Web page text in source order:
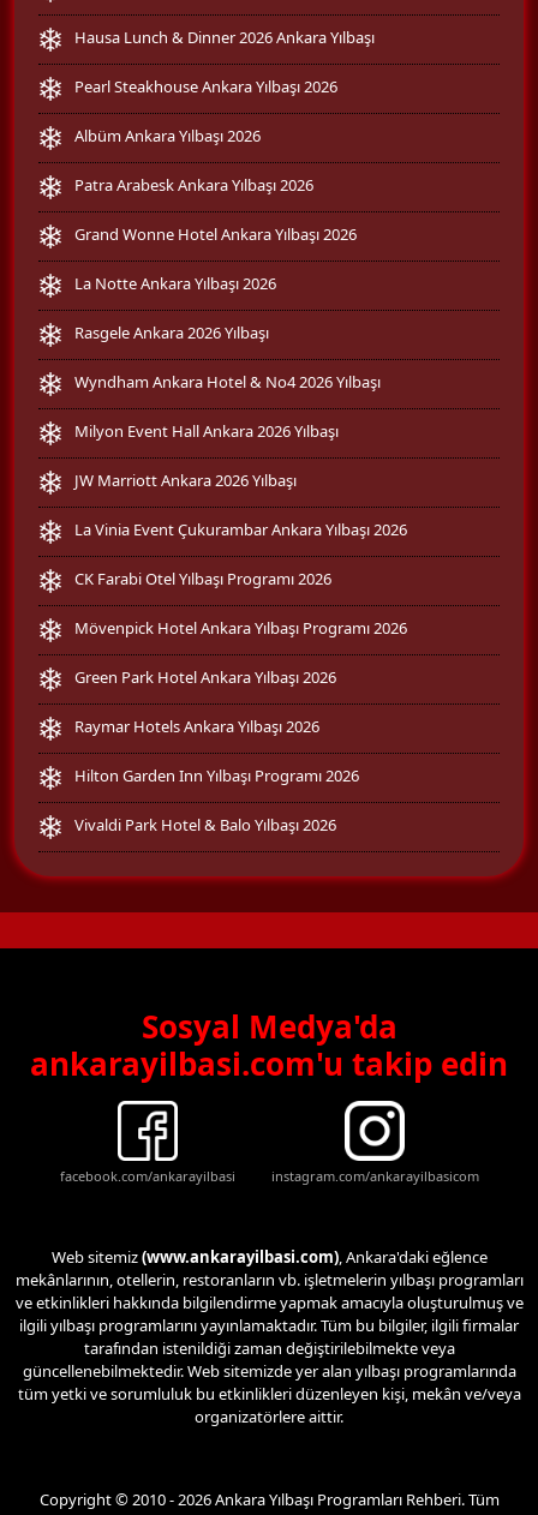
Hausa Lunch & Dinner 2026 Ankara Yılbaşı
Pearl Steakhouse Ankara Yılbaşı 2026
Albüm Ankara Yılbaşı 2026
Patra Arabesk Ankara Yılbaşı 2026
Grand Wonne Hotel Ankara Yılbaşı 2026
La Notte Ankara Yılbaşı 2026
Rasgele Ankara 2026 Yılbaşı
Wyndham Ankara Hotel & No4 2026 Yılbaşı
Milyon Event Hall Ankara 2026 Yılbaşı
JW Marriott Ankara 2026 Yılbaşı
La Vinia Event Çukurambar Ankara Yılbaşı 2026
CK Farabi Otel Yılbaşı Programı 2026
Mövenpick Hotel Ankara Yılbaşı Programı 2026
Green Park Hotel Ankara Yılbaşı 2026
Raymar Hotels Ankara Yılbaşı 2026
Hilton Garden Inn Yılbaşı Programı 2026
Vivaldi Park Hotel & Balo Yılbaşı 2026
Sosyal Medya'da
ankarayilbasi.com'u takip edin
facebook.com/ankarayilbasi instagram.com/ankarayilbasicom
Web sitemiz(www.ankarayilbasi.com), Ankara'daki eğlence
mekânlarının, otellerin, restoranların vb. işletmelerin yılbaşı programları
ve etkinlikleri hakkında bilgilendirme yapmak amacıyla oluşturulmuş ve
ilgili yılbaşı programlarını yayınlamaktadır. Tüm bu bilgiler, ilgili firmalar
tarafından istenildiği zaman değiştirilebilmekte veya
güncellenebilmektedir. Web sitemizde yer alan yılbaşı programlarında
tüm yetki ve sorumluluk bu etkinlikleri düzenleyen kişi, mekân ve/veya
organizatörlere aittir.
Copyright © 2010 - 2026 Ankara Yılbaşı Programları Rehberi. Tüm